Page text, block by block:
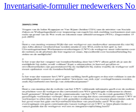
Inventarisatie-formulier medewerkers